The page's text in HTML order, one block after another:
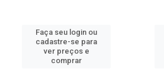
Faça seu login ou
cadastre-se para
ver preços e
comprar